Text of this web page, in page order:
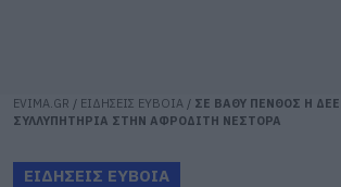
EVIMA.GR / ΕΙΔΗΣΕΙΣ ΕΥΒΟΙΑ / ΣΕ ΒΑΘΥ ΠΕΝΘΟΣ Η
ΣΥΛΛΥΠΗΤΗΡΙΑ ΣΤΗΝ ΑΦΡΟΔΙΤΗ ΝΕΣΤΟΡΑ
ΕΙΔΗΣΕΙΣ ΕΥΒΟΙΑ